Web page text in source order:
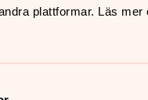
plattformar. Läs mer